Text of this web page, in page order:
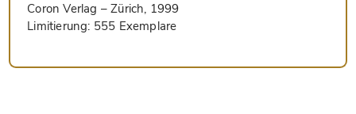
Coron Verlag – Zürich, 1999
Limitierung: 555 Exemplare